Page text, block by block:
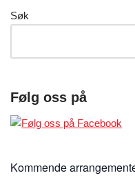
Søk
Følg oss på
Kommende